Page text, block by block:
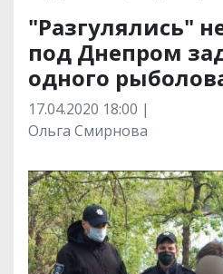
"Разгулялись"
под Днепром
одного
17.04.2020 18:00 |
Ольга Смирнова